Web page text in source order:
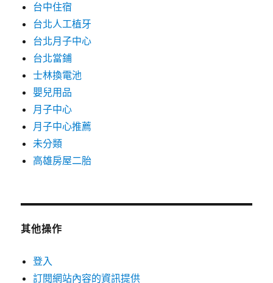
台中住宿
台北人工植牙
台北月子中心
台北當鋪
士林換電池
嬰兒用品
月子中心
月子中心推薦
未分類
高雄房屋二胎
其他操作
登入
訂閱網站內容的資訊提供